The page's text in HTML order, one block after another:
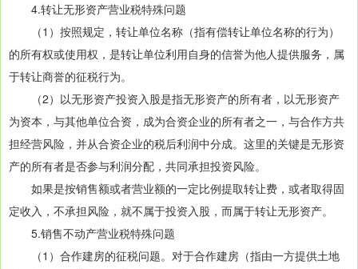
4.转让无形资产营业税特殊问题
（1）按照规定，转让单位名称（指有偿转让单位名称的行为）
的所有权或使用权，是转让单位利用自身的信誉为他人提供服务，属
于转让商誉的征税行为。
（2）以无形资产投资入股是指无形资产的所有者，以无形资产
为资本，与其他单位合资，成为合资企业的所有者之一，与合作方共
担经营风险，并从合资企业的税后利润中分成。这里的关键是无形资
产的所有者是否参与利润分配，共同承担投资风险。
如果是按销售额或者营业额的一定比例提取转让费，或者取得固
定收入，不承担风险，就不属于投资入股，而属于转让无形资产。
5.销售不动产营业税特殊问题
（1）合作建房的征税问题。对于合作建房（指由一方提供土地